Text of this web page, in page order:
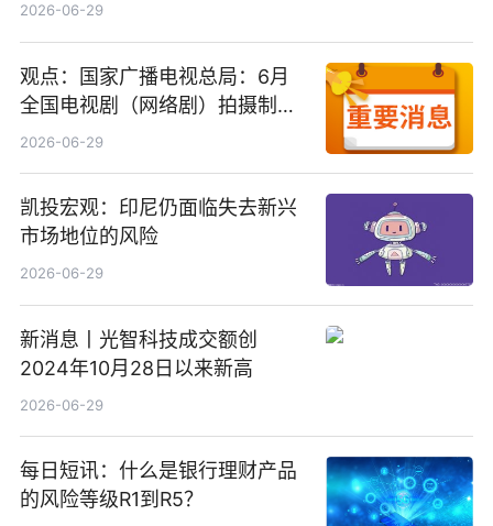
2026-06-29
观点：国家广播电视总局：6月
全国电视剧（网络剧）拍摄制作
备案公示剧目197部
2026-06-29
凯投宏观：印尼仍面临失去新兴
市场地位的风险
2026-06-29
新消息丨光智科技成交额创
2024年10月28日以来新高
2026-06-29
每日短讯：什么是银行理财产品
的风险等级R1到R5？